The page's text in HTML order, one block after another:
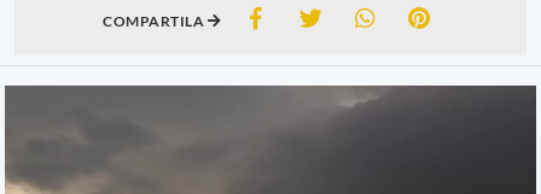
COMPARTILA